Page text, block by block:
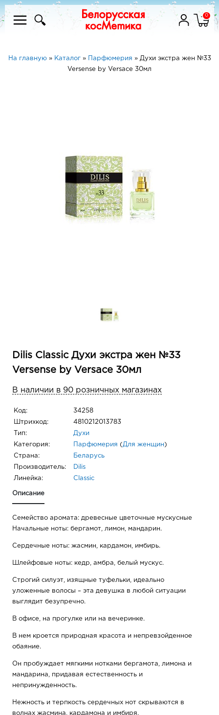
0
На главную» Каталог» Парфюмерия » Духи экстра жен №33
Versense by Versace 30мл
Dilis Classic Духи экстра жен №33
Versense by Versace 30мл
В наличии в 90 розничных магазинах
Код: 34258
Штрихкод: 4810212013783
Тип: Духи
Категория: Парфюмерия ( Для женщин )
Страна: Беларусь
Производитель: Dilis
Линейка: Classic
Описание
Семейство аромата: древесные цветочные мускусные
Начальные ноты: бергамот, лимон, мандарин.
Сердечные ноты: жасмин, кардамон, имбирь.
Шлейфовые ноты: кедр, амбра, белый мускус.
Строгий силуэт, изящные туфельки, идеально
уложенные волосы – эта девушка в любой ситуации
выглядит безупречно.
В офисе, на прогулке или на вечеринке.
В нем кроется природная красота и непревзойденное
обаяние.
Он пробуждает мягкими нотками бергамота, лимона и
мандарина, придавая естественность и
непринужденность.
Нежность и терпкость сердечных нот скрываются в
волнах жасмина, кардамона и имбиря.